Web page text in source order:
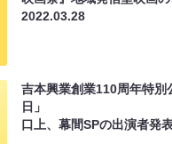
2022.03.28
吉本興業創業110周年特別
日」
口上、幕間SPの出演者発